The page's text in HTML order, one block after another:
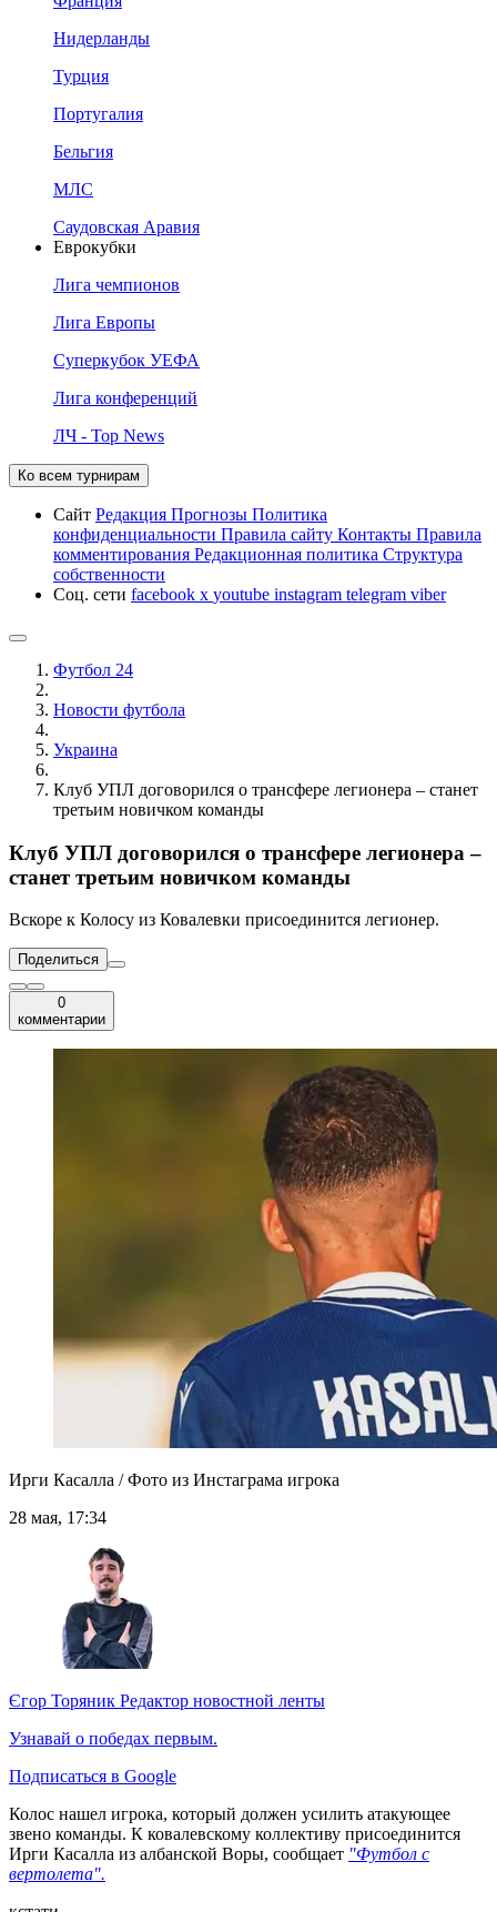
Нидерланды
Турция
Португалия
Бельгия
МЛС
Саудовская Аравия
Еврокубки
Лига чемпионов
Лига Европы
Суперкубок УЕФА
Лига конференций
ЛЧ - Top News
Ко всем турнирам
Сайт Редакция Прогнозы Политика
конфиденциальности Правила сайту Контакты Правила
комментирования Редакционная политика Структура
собственности
Соц. сети facebook x youtube instagram telegram viber
Футбол 24
Новости футбола
Украина
Клуб УПЛ договорился о трансфере легионера – станет
третьим новичком команды
Клуб УПЛ договорился о трансфере легионера –
станет третьим новичком команды
Вскоре к Колосу из Ковалевки присоединится легионер.
Поделиться
0
комментарии
Ирги Касалла / Фото из Инстаграма игрока
28 мая, 17:34
Єгор Торяник Редактор новостной ленты
Узнавай о победах первым.
Подписаться в Google
Колос нашел игрока, который должен усилить атакующее
звено команды. К ковалевскому коллективу присоединится
Ирги Касалла из албанской Воры, сообщает "Футбол с
вертолета".